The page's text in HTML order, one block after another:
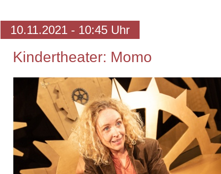
10.11.2021 - 10:45 Uhr
Kindertheater: Momo